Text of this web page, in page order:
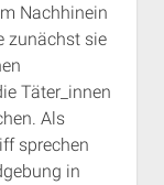
Nachhinein
zunächst sie
Täter_innen
Als
sprechen
in